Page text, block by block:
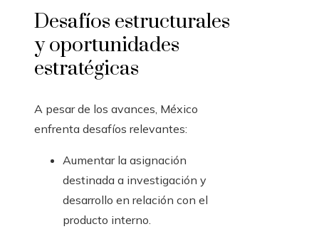
Desafíos estructurales
y oportunidades
estratégicas
A pesar de los avances, México
enfrenta desafíos relevantes:
Aumentar la asignación
destinada a investigación y
desarrollo en relación con el
producto interno.